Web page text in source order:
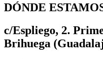
DÓNDE
c/Espliego, 2.
Brihuega